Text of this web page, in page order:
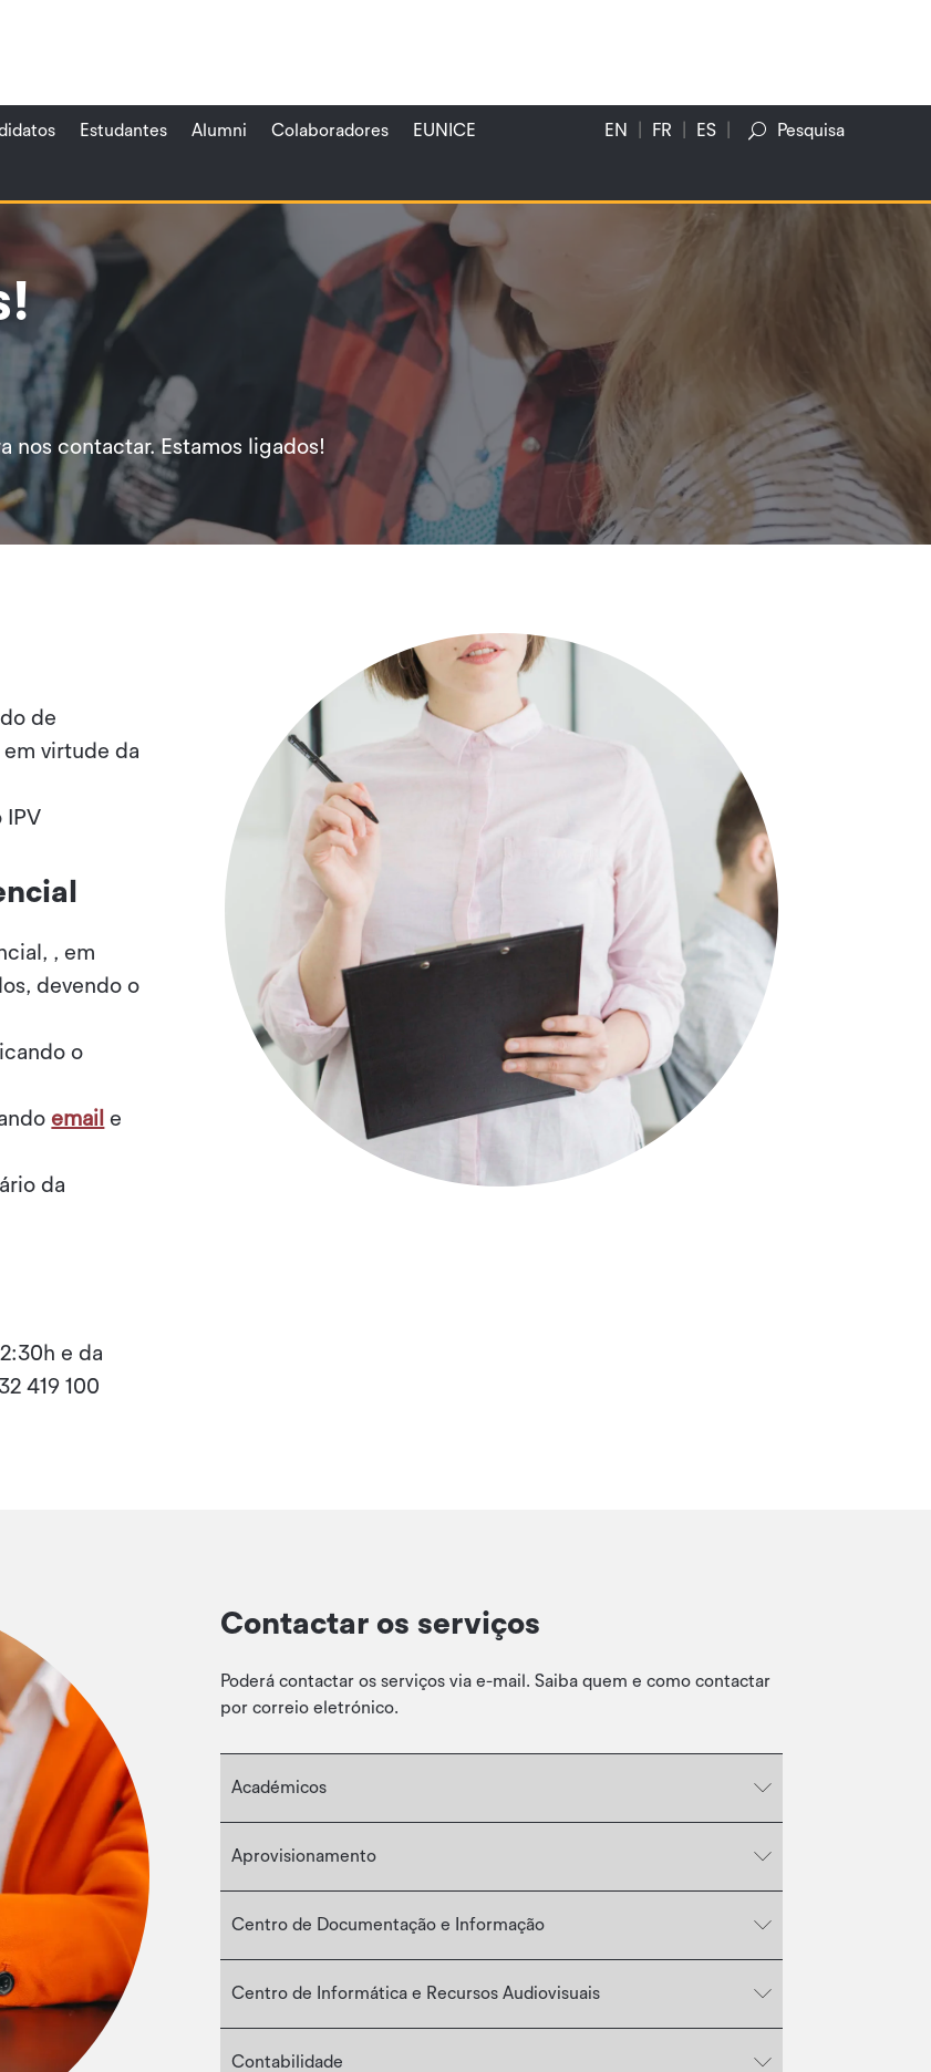
Estudantes Alumni Colaboradores EUNICE EN FR ES Pesquisa
nos contactar. Estamos ligados!​
de
virtude da
IPV​
, em
devendo o
o
email e
da
e da
419 100
Contactar os serviços
Poderá contactar os serviços via e-mail. Saiba quem e como contactar
por correio eletrónico.
Académicos
Aprovisionamento
Centro de Documentação e Informação
Centro de Informática e Recursos Audiovisuais
Contabilidade